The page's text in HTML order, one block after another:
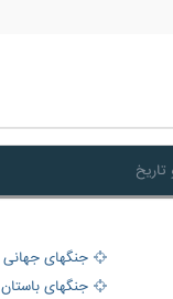
جنگهای جهانی
جنگهای باستان